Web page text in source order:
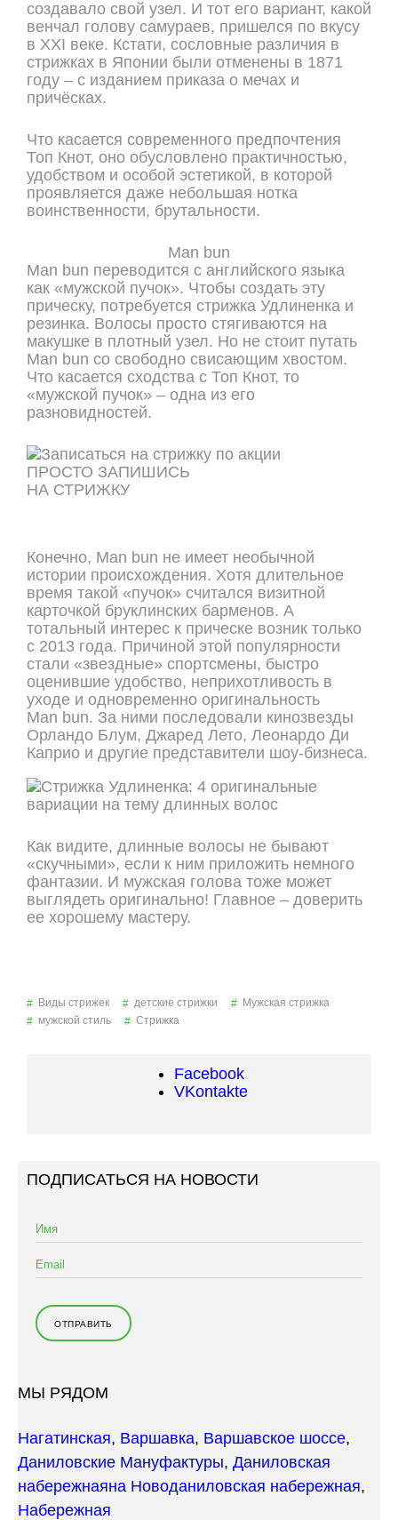
создавало свой узел. И тот его вариант, какой
венчал голову самураев, пришелся по вкусу
в XXI веке. Кстати, сословные различия в
стрижках в Японии были отменены в 1871
году – с изданием приказа о мечах и
причёсках.
Что касается современного предпочтения
Топ Кнот, оно обусловлено практичностью,
удобством и особой эстетикой, в которой
проявляется даже небольшая нотка
воинственности, брутальности.
Man bun
Мan bun переводится с английского языка
как «мужской пучок». Чтобы создать эту
прическу, потребуется стрижка Удлиненка и
резинка. Волосы просто стягиваются на
макушке в плотный узел. Но не стоит путать
Man bun со свободно свисающим хвостом.
Что касается сходства с Топ Кнот, то
«мужской пучок» – одна из его
разновидностей.
ПРОСТО ЗАПИШИСЬ
НА СТРИЖКУ
Конечно, Man bun не имеет необычной
истории происхождения. Хотя длительное
время такой «пучок» считался визитной
карточкой бруклинских барменов. А
тотальный интерес к прическе возник только
с 2013 года. Причиной этой популярности
стали «звездные» спортсмены, быстро
оценившие удобство, неприхотливость в
уходе и одновременно оригинальность
Man bun. За ними последовали кинозвезды
Орландо Блум, Джаред Лето, Леонардо Ди
Каприо и другие представители шоу-бизнеса.
Как видите, длинные волосы не бывают
«скучными», если к ним приложить немного
фантазии. И мужская голова тоже может
выглядеть оригинально! Главное – доверить
ее хорошему мастеру.
Виды стрижек детские стрижки
Мужская стрижка
мужской стиль
Стрижка
Facebook
VKontakte
ПОДПИСАТЬСЯ НА НОВОСТИ
МЫ РЯДОМ
Нагатинская, Варшавка, Варшавское шоссе,
Даниловские Мануфактуры, Даниловская
набережнаяна Новоданиловская набережная,
Набережная